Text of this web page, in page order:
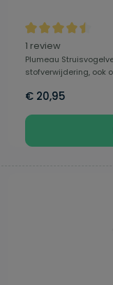
Gemiddelde
1 review
Plumeau
stofverwijdering, ook
€ 20,95